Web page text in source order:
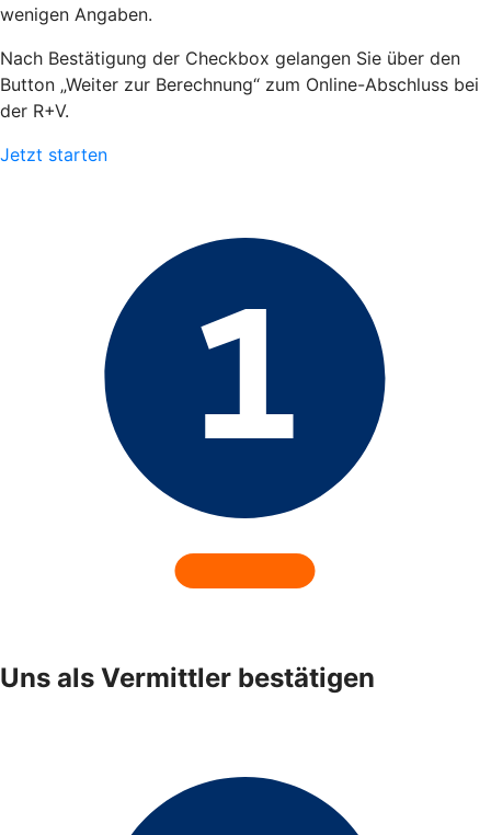
wenigen Angaben.
Nach Bestätigung der Checkbox gelangen Sie über den
Button „Weiter zur Berechnung“ zum Online-Abschluss bei
der R+V.
Jetzt starten
Uns als Vermittler bestätigen